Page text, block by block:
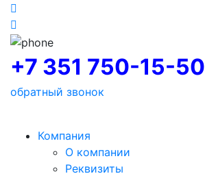
+7 351 750-15-50
обратный звонок
Компания
О компании
Реквизиты